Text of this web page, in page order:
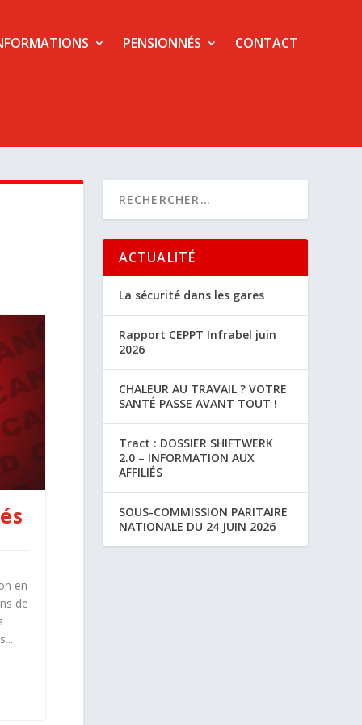
PENSIONNÉS CONTACT
en
de
ACTUALITÉ
La sécurité dans les gares
Rapport CEPPT Infrabel juin
2026
CHALEUR AU TRAVAIL ? VOTRE
SANTÉ PASSE AVANT TOUT !
Tract : DOSSIER SHIFTWERK
2.0 – INFORMATION AUX
AFFILIÉS
SOUS-COMMISSION PARITAIRE
NATIONALE DU 24 JUIN 2026